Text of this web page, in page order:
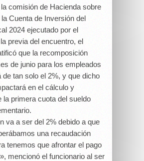
comisión de Hacienda sobre
Cuenta de Inversión del
2024 ejecutado por el
previa del encuentro, el
que la recomposición
de junio para los empleados
de tan solo el 2%, y que dicho
en el cálculo y
la primera cuota del sueldo
va a ser del 2% debido a que
una recaudación
tenemos que afrontar el pago
mencionó el funcionario al ser